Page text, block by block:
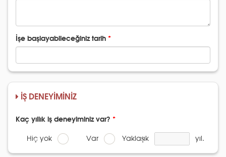
İşe başlayabileceğiniz tarih
İŞ DENEYİMİNİZ
Kaç yıllık iş deneyiminiz var?
Hiç yok Var Yaklaşık yıl.